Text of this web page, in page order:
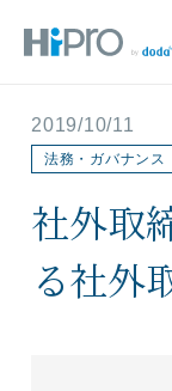
2019/10/11
法務・ガバナンス
社外取
る社